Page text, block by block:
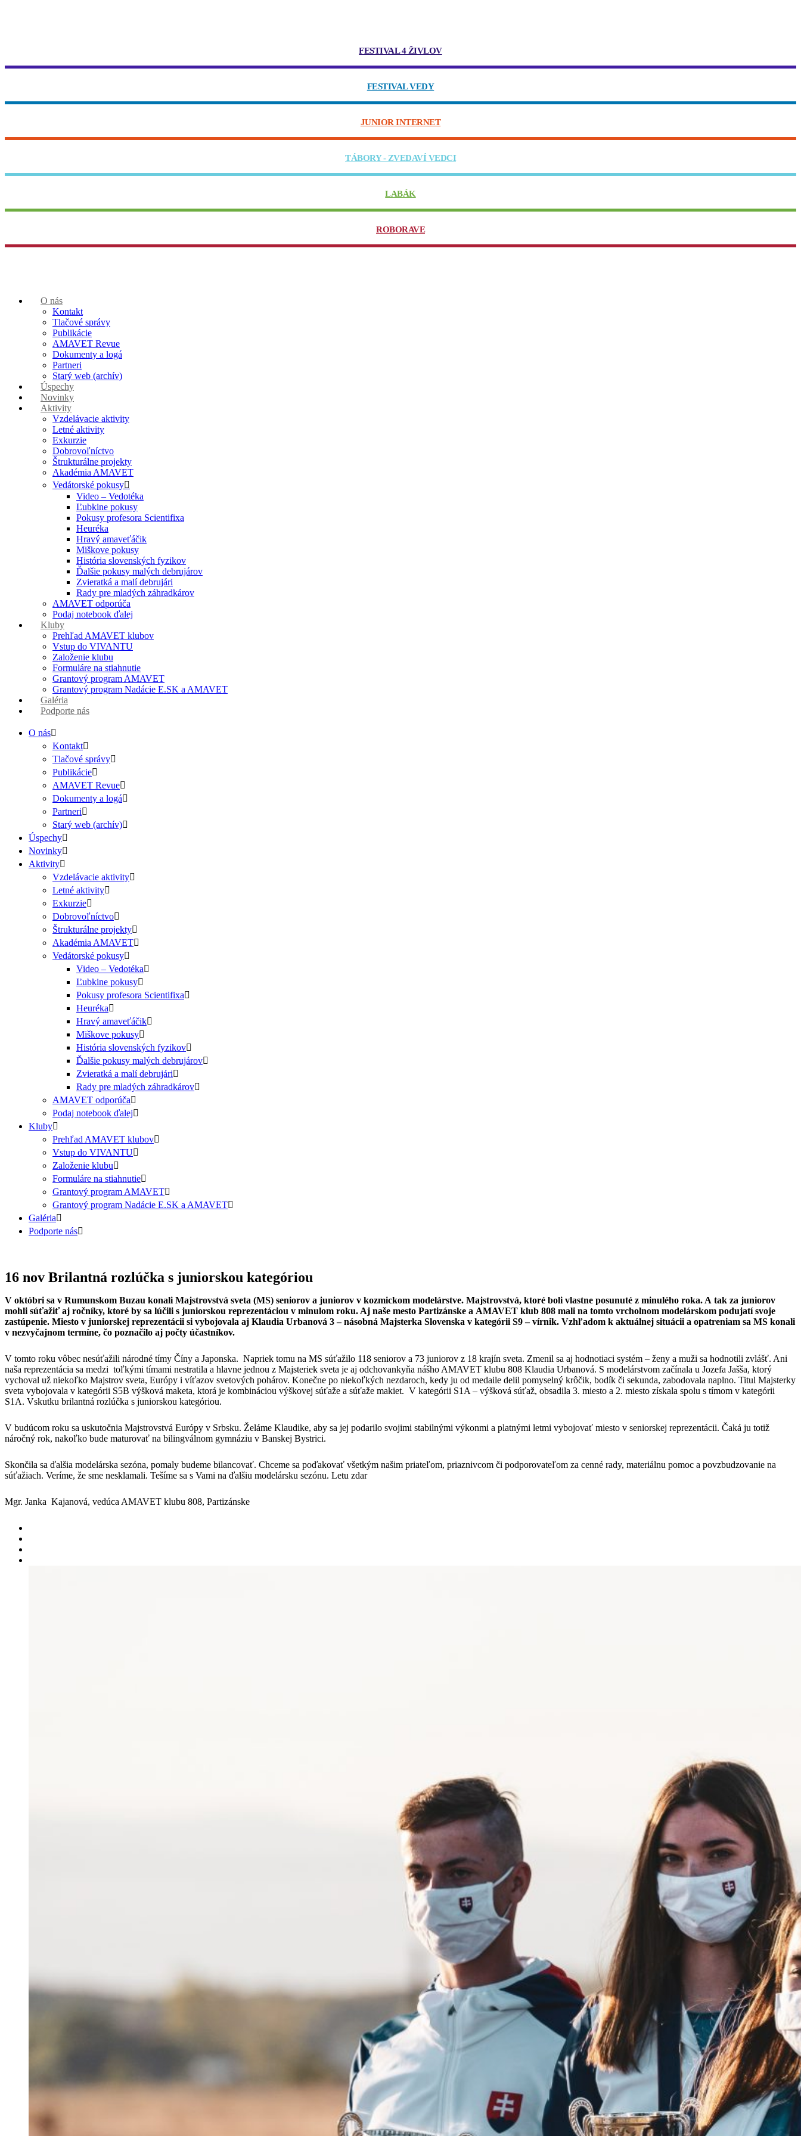
FESTIVAL 4 ŽIVLOV
FESTIVAL VEDY
JUNIOR INTERNET
TÁBORY - ZVEDAVÍ VEDCI
LABÁK
ROBORAVE
O nás
Kontakt
Tlačové správy
Publikácie
AMAVET Revue
Dokumenty a logá
Partneri
Starý web (archív)
Úspechy
Novinky
Aktivity
Vzdelávacie aktivity
Letné aktivity
Exkurzie
Dobrovoľníctvo
Štrukturálne projekty
Akadémia AMAVET
Vedátorské pokusy
Video – Vedotéka
Ľubkine pokusy
Pokusy profesora Scientifixa
Heuréka
Hravý amaveťáčik
Miškove pokusy
História slovenských fyzikov
Ďalšie pokusy malých debrujárov
Zvieratká a malí debrujári
Rady pre mladých záhradkárov
AMAVET odporúča
Podaj notebook ďalej
Kluby
Prehľad AMAVET klubov
Vstup do VIVANTU
Založenie klubu
Formuláre na stiahnutie
Grantový program AMAVET
Grantový program Nadácie E.SK a AMAVET
Galéria
Podporte nás
O nás
Kontakt
Tlačové správy
Publikácie
AMAVET Revue
Dokumenty a logá
Partneri
Starý web (archív)
Úspechy
Novinky
Aktivity
Vzdelávacie aktivity
Letné aktivity
Exkurzie
Dobrovoľníctvo
Štrukturálne projekty
Akadémia AMAVET
Vedátorské pokusy
Video – Vedotéka
Ľubkine pokusy
Pokusy profesora Scientifixa
Heuréka
Hravý amaveťáčik
Miškove pokusy
História slovenských fyzikov
Ďalšie pokusy malých debrujárov
Zvieratká a malí debrujári
Rady pre mladých záhradkárov
AMAVET odporúča
Podaj notebook ďalej
Kluby
Prehľad AMAVET klubov
Vstup do VIVANTU
Založenie klubu
Formuláre na stiahnutie
Grantový program AMAVET
Grantový program Nadácie E.SK a AMAVET
Galéria
Podporte nás
16 nov Brilantná rozlúčka s juniorskou kategóriou
V októbri sa v Rumunskom Buzau konali Majstrovstvá sveta (MS) seniorov a juniorov v kozmickom modelárstve. Majstrovstvá, ktoré boli vlastne posunuté z minulého roka. A tak za juniorov
mohli súťažiť aj ročníky, ktoré by sa lúčili s juniorskou reprezentáciou v minulom roku. Aj naše mesto Partizánske a AMAVET klub 808 mali na tomto vrcholnom modelárskom podujatí svoje
zastúpenie. Miesto v juniorskej reprezentácii si vybojovala aj Klaudia Urbanová 3 – násobná Majsterka Slovenska v kategórii S9 – vírnik. Vzhľadom k aktuálnej situácii a opatreniam sa MS konali
v nezvyčajnom termíne, čo poznačilo aj počty účastníkov.
V tomto roku vôbec nesúťažili národné tímy Číny a Japonska. Napriek tomu na MS súťažilo 118 seniorov a 73 juniorov z 18 krajín sveta. Zmenil sa aj hodnotiaci systém – ženy a muži sa hodnotili zvlášť. Ani
naša reprezentácia sa medzi toľkými tímami nestratila a hlavne jednou z Majsteriek sveta je aj odchovankyňa nášho AMAVET klubu 808 Klaudia Urbanová. S modelárstvom začínala u Jozefa Jašša, ktorý
vychoval už niekoľko Majstrov sveta, Európy i víťazov svetových pohárov. Konečne po niekoľkých nezdaroch, kedy ju od medaile delil pomyselný krôčik, bodík či sekunda, zabodovala naplno. Titul Majsterky
sveta vybojovala v kategórii S5B výšková maketa, ktorá je kombináciou výškovej súťaže a súťaže makiet. V kategórii S1A – výšková súťaž, obsadila 3. miesto a 2. miesto získala spolu s tímom v kategórii
S1A. Vskutku brilantná rozlúčka s juniorskou kategóriou.
V budúcom roku sa uskutočnia Majstrovstvá Európy v Srbsku. Želáme Klaudike, aby sa jej podarilo svojimi stabilnými výkonmi a platnými letmi vybojovať miesto v seniorskej reprezentácii. Čaká ju totiž
náročný rok, nakoľko bude maturovať na bilingválnom gymnáziu v Banskej Bystrici.
Skončila sa ďalšia modelárska sezóna, pomaly budeme bilancovať. Chceme sa poďakovať všetkým našim priateľom, priaznivcom či podporovateľom za cenné rady, materiálnu pomoc a povzbudzovanie na
súťažiach. Veríme, že sme nesklamali. Tešíme sa s Vami na ďalšiu modelársku sezónu. Letu zdar
Mgr. Janka Kajanová, vedúca AMAVET klubu 808, Partizánske